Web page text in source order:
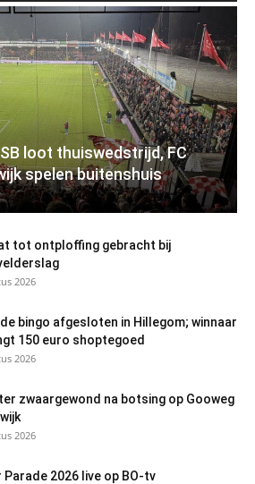
loot thuiswedstrijd, FC
spelen buitenshuis
tot ontploffing gebracht bij
2026
bingo afgesloten in Hillegom; winnaar
150 euro shoptegoed
2026
zwaargewond na botsing op Gooweg
2026
Parade 2026 live op BO-tv